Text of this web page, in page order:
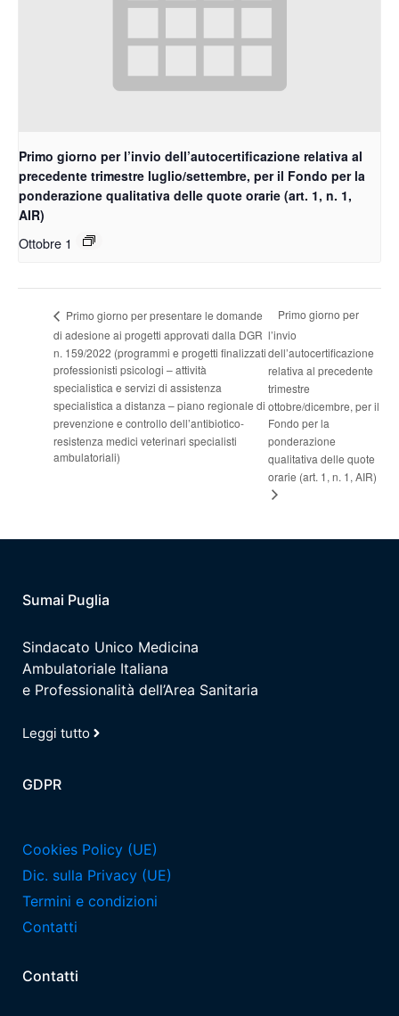
Primo giorno per l’invio dell’autocertificazione relativa al
precedente trimestre luglio/settembre, per il Fondo per la
ponderazione qualitativa delle quote orarie (art. 1, n. 1,
AIR)
Ottobre 1
Primo giorno per presentare le domande
di adesione ai progetti approvati dalla DGR
n. 159/2022 (programmi e progetti finalizzati
professionisti psicologi – attività
specialistica e servizi di assistenza
specialistica a distanza – piano regionale di
prevenzione e controllo dell’antibiotico-
resistenza medici veterinari specialisti
ambulatoriali)
Primo giorno per
l’invio
dell’autocertificazione
relativa al precedente
trimestre
ottobre/dicembre, per il
Fondo per la
ponderazione
qualitativa delle quote
orarie (art. 1, n. 1, AIR)
Sumai Puglia
Sindacato Unico Medicina
Ambulatoriale Italiana
e Professionalità dell’Area Sanitaria
Leggi tutto
GDPR
Cookies Policy (UE)
Dic. sulla Privacy (UE)
Termini e condizioni
Contatti
Contatti